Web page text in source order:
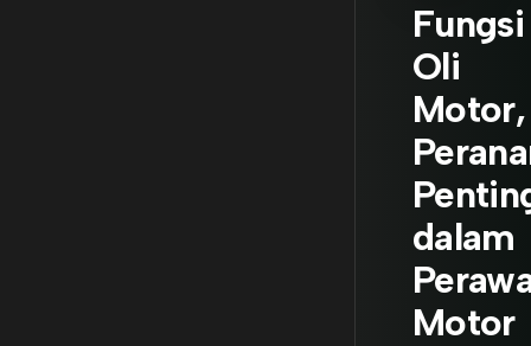
Fungsi
Oli
Motor,
dalam
Motor